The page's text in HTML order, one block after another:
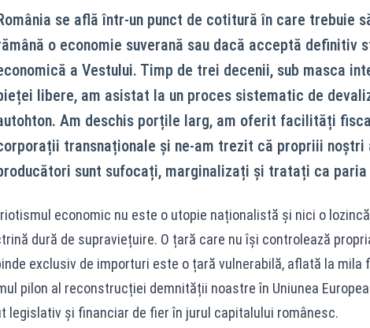
se află într-un punct de cotitură în care trebuie
o economie suverană sau dacă acceptă definitiv
a Vestului. Timp de trei decenii, sub masca
libere, am asistat la un proces sistematic de
Am deschis porțile larg, am oferit facilități
transnaționale și ne-am trezit că propriii
sunt sufocați, marginalizați și tratați ca
economic nu este o utopie naționalistă și nici o
dură de supraviețuire. O țară care nu își controlează
exclusiv de importuri este o țară vulnerabilă, aflată la
pilon al reconstrucției demnității noastre în Uniunea
legislativ și financiar de fier în jurul capitalului românesc.